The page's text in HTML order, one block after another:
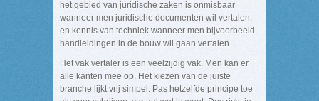
het gebied van juridische zaken is onmisbaar
wanneer men juridische documenten wil vertalen,
en kennis van techniek wanneer men bijvoorbeeld
handleidingen in de bouw wil gaan vertalen.
Het vak vertaler is een veelzijdig vak. Men kan er
alle kanten mee op. Het kiezen van de juiste
branche lijkt vrij simpel. Pas hetzelfde principe toe